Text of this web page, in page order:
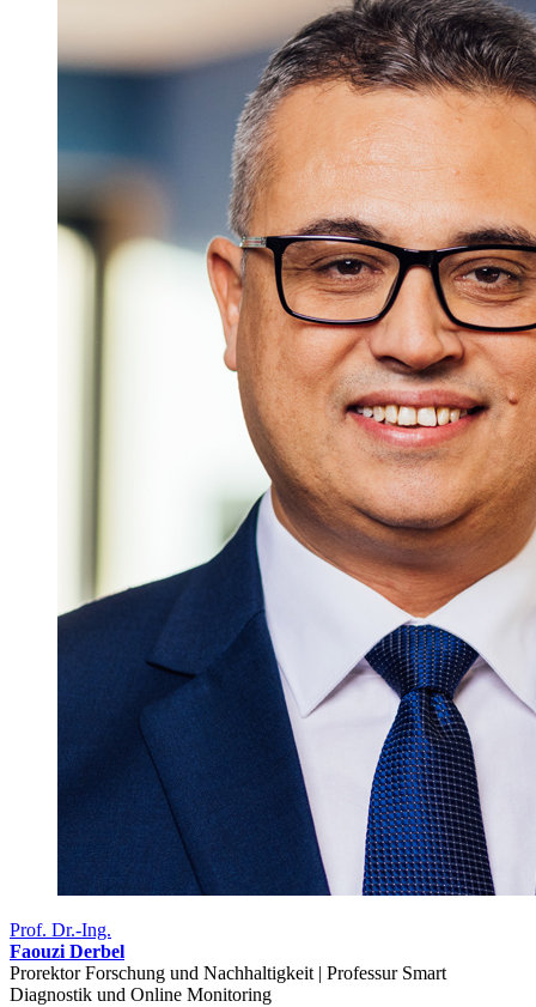
Prof. Dr.-Ing.
Faouzi Derbel
Prorektor Forschung und Nachhaltigkeit | Professur Smart
Diagnostik und Online Monitoring